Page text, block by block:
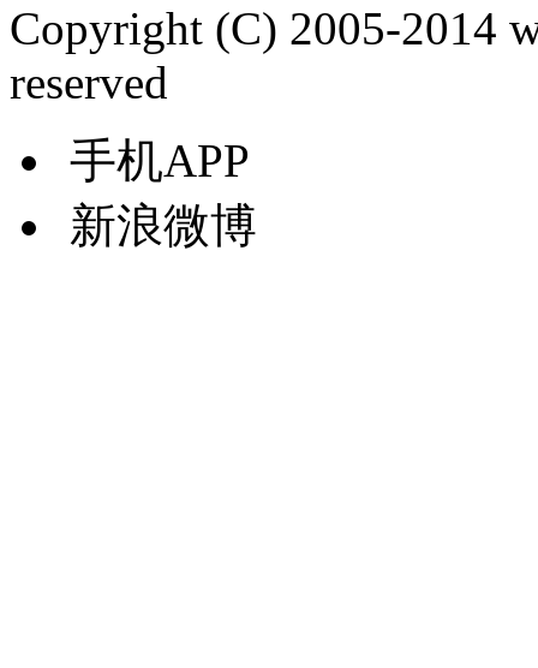
Copyright (C) 2005-2014
reserved
手机APP
新浪微博